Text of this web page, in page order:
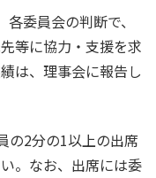
委員会の判断で、
等に協力・支援を求
は、理事会に報告し
の2分の1以上の出席
。なお、出席には委